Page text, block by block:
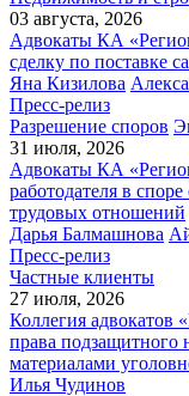
03 августа, 2026
Адвокаты КА
сделку по поставке
Яна Кизилова
Пресс-релиз
Разрешение споров
31 июля, 2026
Адвокаты КА
работодателя в
трудовых отношений
Дарья Балмашнова
Пресс-релиз
Частные клиенты
27 июля, 2026
Коллегия адвокатов
права подзащитного
материалами
Илья Чудинов